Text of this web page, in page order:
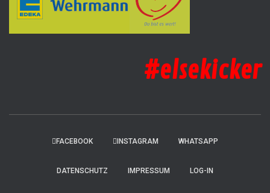
#elsekicker
FACEBOOK INSTAGRAM WHATSAPP
DATENSCHUTZ IMPRESSUM LOG-IN